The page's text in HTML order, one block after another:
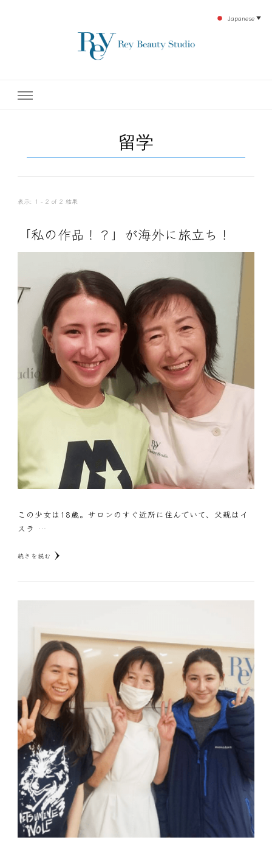
エステ
テ開設45年の実績を誇る本格エステだからこそ、お客様が必ず満足してもらえるこ
留学
表示: 1 - 2 of 2 結果
「私の作品！？」が海外に旅立ち！
この少女は18歳。サロンのすぐ近所に住んでいて、父親はイ
スラ …
続きを読む
Japanese ▼